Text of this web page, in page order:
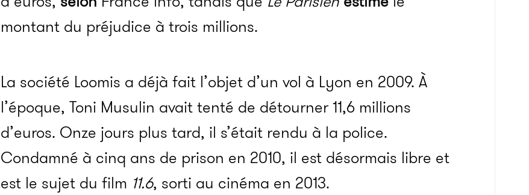
montant du préjudice à trois millions.
La société Loomis a déjà fait l’objet d’un vol à Lyon en 2009. À
l’époque, Toni Musulin avait tenté de détourner 11,6 millions
d’euros. Onze jours plus tard, il s’était rendu à la police.
Condamné à cinq ans de prison en 2010, il est désormais libre et
est le sujet du film 11.6, sorti au cinéma en 2013.